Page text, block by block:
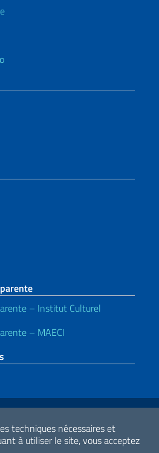
techniques nécessaires et
à utiliser le site, vous acceptez
– Institut Culturel
– MAECI